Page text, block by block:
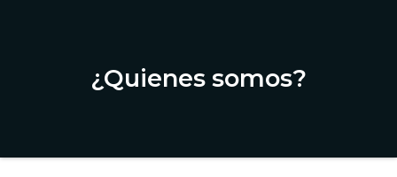
¿Quienes somos?